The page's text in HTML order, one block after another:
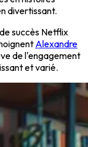
divertissant.
succès Netflix
Alexandre
de l'engagement
et varié.